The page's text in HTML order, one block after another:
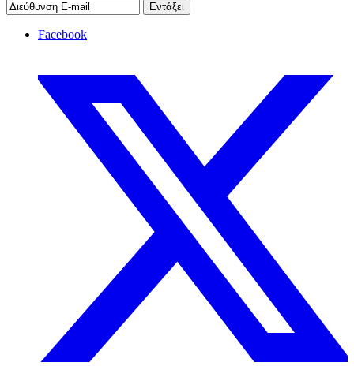
Εντάξει
Facebook